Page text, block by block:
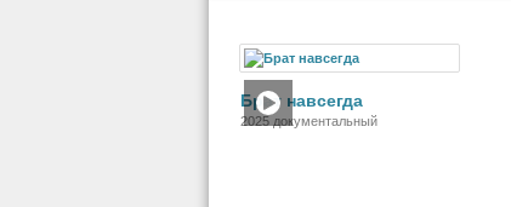
Брат навсегда
2025 документальный